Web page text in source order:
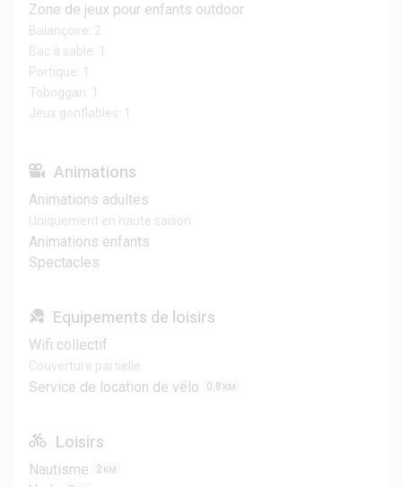
Zone de jeux pour enfants outdoor
Balançoire: 2
Bac à sable: 1
Portique: 1
Toboggan: 1
Jeux gonflables: 1
Animations
Animations adultes
Uniquement en haute saison
Animations enfants
Spectacles
Equipements de loisirs
Wifi collectif
Couverture partielle
Service de location de vélo 0.8 KM
Loisirs
Nautisme 2 KM